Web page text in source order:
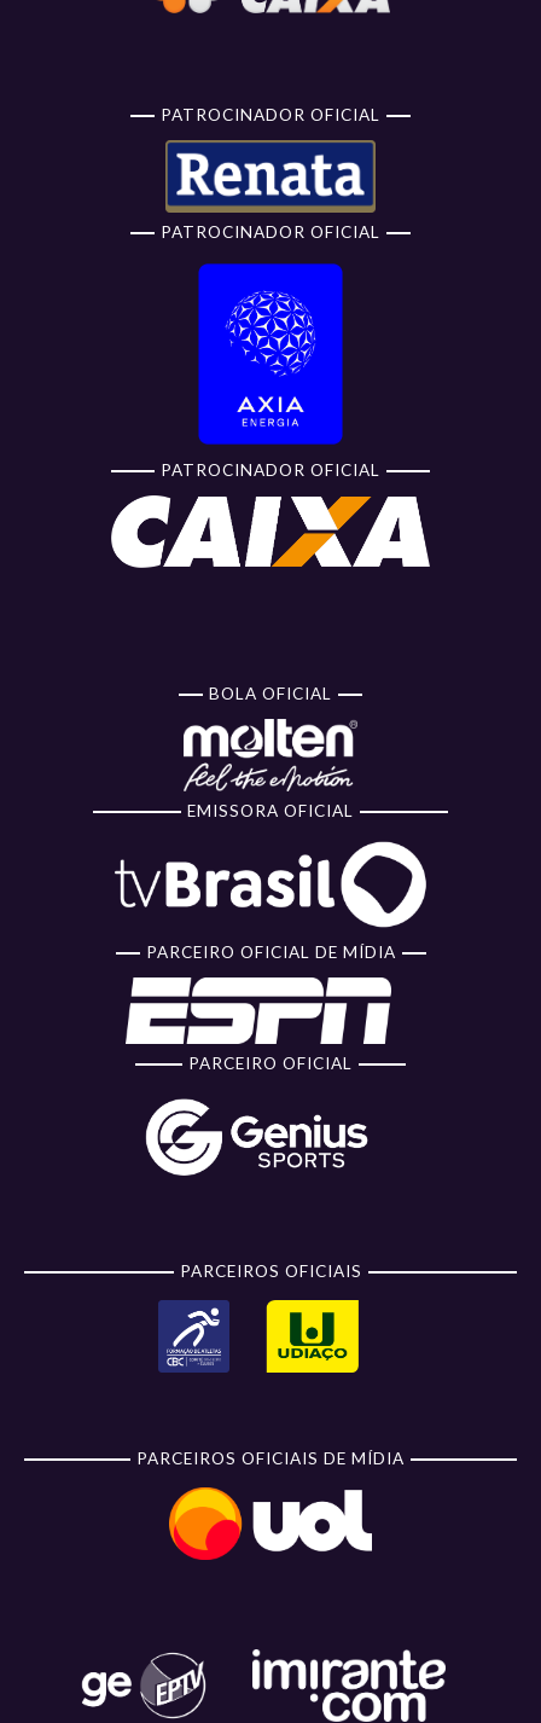
PATROCINADOR OFICIAL
PATROCINADOR OFICIAL
PATROCINADOR OFICIAL
BOLA OFICIAL
EMISSORA OFICIAL
PARCEIRO OFICIAL DE MÍDIA
PARCEIRO OFICIAL
PARCEIROS OFICIAIS
PARCEIROS OFICIAIS DE MÍDIA